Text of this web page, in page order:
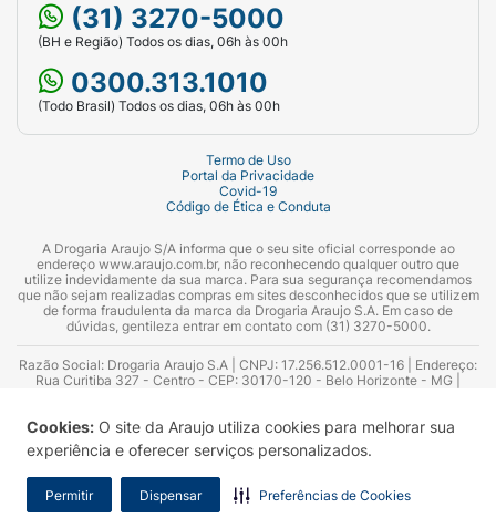
Cookies: O site da Araujo utiliza cookies para melhorar sua
experiência e oferecer serviços personalizados.
Permitir Dispensar Preferências de Cookies
(31) 3270-5000
(BH e Região) Todos os dias, 06h às 00h
0300.313.1010
(Todo Brasil) Todos os dias, 06h às 00h
Termo de Uso
Portal da Privacidade
Covid-19
Código de Ética e Conduta
A Drogaria Araujo S/A informa que o seu site oficial corresponde ao
endereço www.araujo.com.br, não reconhecendo qualquer outro que
utilize indevidamente da sua marca. Para sua segurança recomendamos
que não sejam realizadas compras em sites desconhecidos que se utilizem
de forma fraudulenta da marca da Drogaria Araujo S.A. Em caso de
dúvidas, gentileza entrar em contato com (31) 3270-5000.
Razão Social: Drogaria Araujo S.A | CNPJ: 17.256.512.0001-16 | Endereço:
Rua Curitiba 327 - Centro - CEP: 30170-120 - Belo Horizonte - MG |
Azevedo Guimarães – CRF 10.965 | Yasmin Silva Alvarenga – CRF 52.584 -
Consultor substituto: Thiago Aguiar Pinheiro - CRF Nº 13.748. Alvará
Sanitário: 2025020713 | Autorização de Funcionamento da Empresa (AFE):